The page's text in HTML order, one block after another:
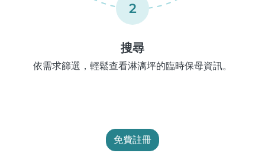
2
搜尋
依需求篩選，輕鬆查看淋漓坪的臨時保母資訊。
免費註冊